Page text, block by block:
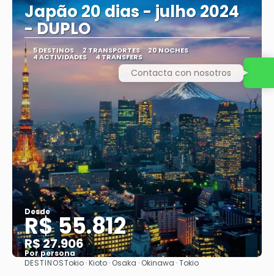
Japão 20 dias - julho 2024
- DUPLO
5 DESTINOS 2 TRANSPORTES 20 NOCHES
4 ACTIVIDADES 4 TRANSFERS
Desde
R$ 55.812
R$ 27.906
Por persona
Ver
DESTINOSTokio · Kioto · Osaka · Okinawa · Tokio
Contacta con nosotros